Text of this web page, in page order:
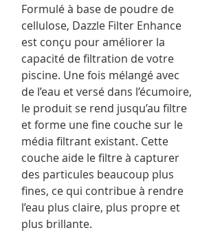
Formulé à base de poudre de
cellulose, Dazzle Filter Enhance
est conçu pour améliorer la
capacité de filtration de votre
piscine. Une fois mélangé avec
de l’eau et versé dans l’écumoire,
le produit se rend jusqu’au filtre
et forme une fine couche sur le
média filtrant existant. Cette
couche aide le filtre à capturer
des particules beaucoup plus
fines, ce qui contribue à rendre
l’eau plus claire, plus propre et
plus brillante.